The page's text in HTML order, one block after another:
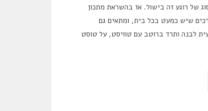
של רוגע זה בישול. אז בהשראת מתכון
שיש כמעט בכל בית, ומתאים גם
לבנה ותרד ברוטב עם טוויסט, על טוסט